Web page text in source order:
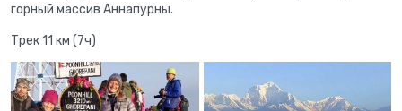
горный массив Аннапурны.
Трек 11 км (7ч)